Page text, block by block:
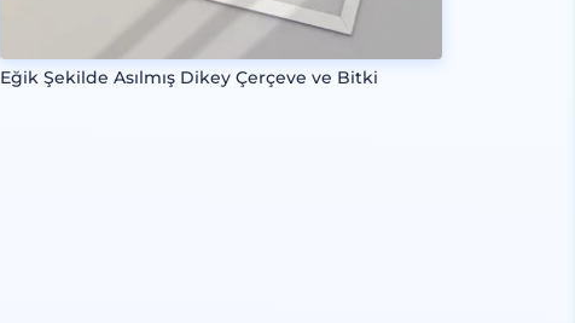
Eğik Şekilde Asılmış Dikey Çerçeve ve Bitki